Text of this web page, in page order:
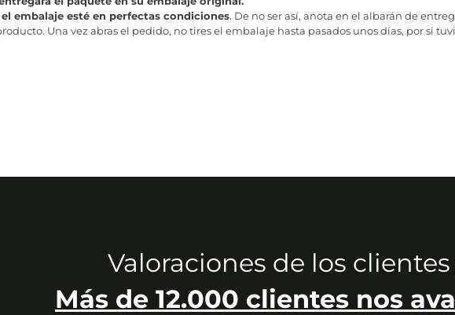
embalaje esté en perfectas condiciones. De no ser así, anota en el albarán de
Una vez abras el pedido, no tires el embalaje hasta pasados unos días, por si
Valoraciones de los clientes
Más de 12.000 clientes nos